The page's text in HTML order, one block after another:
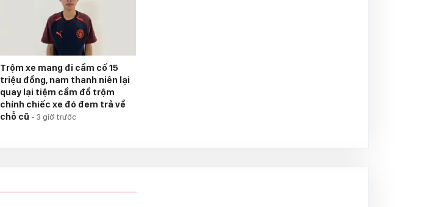
Trộm xe mang đi cầm cố 15
triệu đồng, nam thanh niên lại
quay lại tiệm cầm đồ trộm
chính chiếc xe đó đem trả về
chỗ cũ - 3 giờ trước